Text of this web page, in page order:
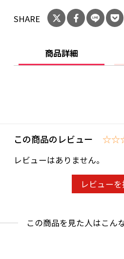
の基礎を学び、同時にイ
の活動を続ける。個展を開
呼び、ファンを増やし続
家。今回の絵本が初のメジ
功をおさめる。2010年全
年、株式会社出版ワーク
の絵本・児童書などを送
絵・やまぐちぴこ)出版ワ
SHARE
商品詳細
この商品のレビュー
レビューはありません。
レビュー
この商品を見た人はこん